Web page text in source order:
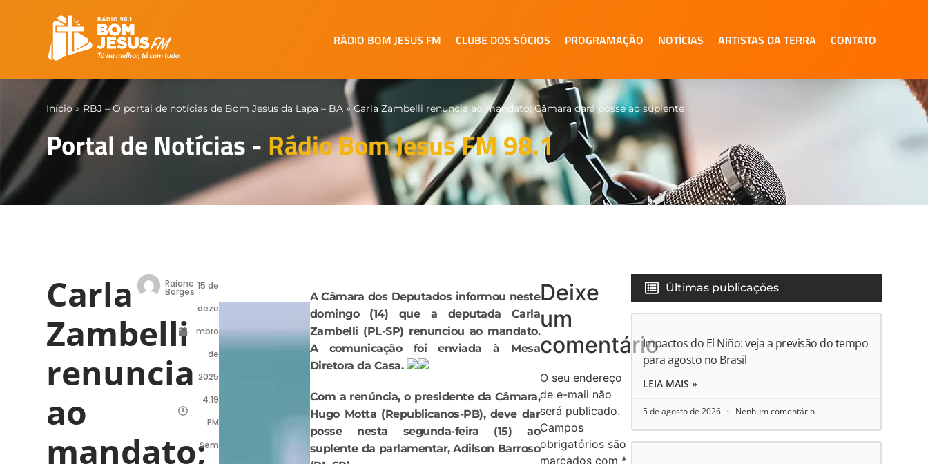
RÁDIO BOM JESUS FM CLUBE DOS SÓCIOS PROGRAMAÇÃO NOTÍCIAS ARTISTAS DA TERRA CONTATO
Início» RBJ – O portal de notícias de Bom Jesus da Lapa – BA »Carla Zambelli renuncia ao mandato; Câmara dará posse ao suplente
Portal de Notícias - Rádio Bom Jesus FM 98.1
Carla
Zambelli
renuncia
ao
mandato;
Raiane
Borges
15 de
deze
mbro
de
2025
4:19
PM
Sem
A Câmara dos Deputados informou neste
domingo (14) que a deputada Carla
Zambelli (PL-SP) renunciou ao mandato.
A comunicação foi enviada à Mesa
Diretora da Casa.
Com a renúncia, o presidente da Câmara,
Hugo Motta (Republicanos-PB), deve dar
posse nesta segunda-feira (15) ao
suplente da parlamentar, Adilson Barroso
Deixe
um
comentário
O seu endereço
de e-mail não
será publicado.
Campos
obrigatórios são
marcados com *
Últimas publicações
Impactos do El Niño: veja a previsão do tempo
para agosto no Brasil
LEIA MAIS »
5 de agosto de 2026 Nenhum comentário